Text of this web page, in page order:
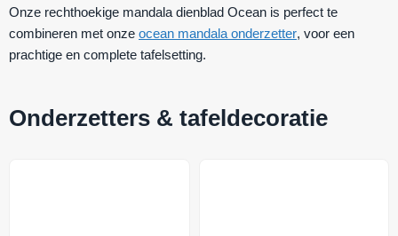
Onze rechthoekige mandala dienblad Ocean is perfect te
combineren met onze ocean mandala onderzetter, voor een
prachtige en complete tafelsetting.
Onderzetters & tafeldecoratie